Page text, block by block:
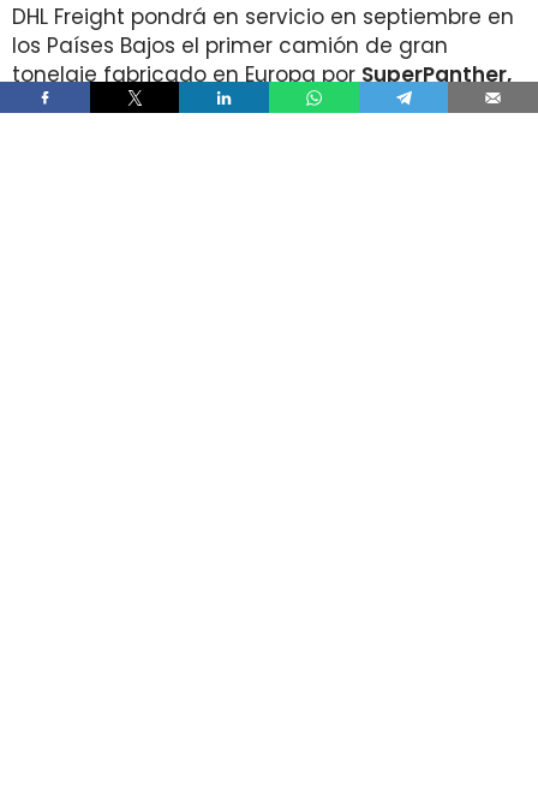
DHL Freight pondrá en servicio en septiembre en
los Países Bajos el primer camión de gran
tonelaje fabricado en Europa por SuperPanther,
después de trasladar la unidad desde Austria